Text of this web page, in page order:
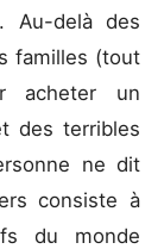
Au-delà des
familles (tout
acheter un
des terribles
ne dit
consiste à
du monde